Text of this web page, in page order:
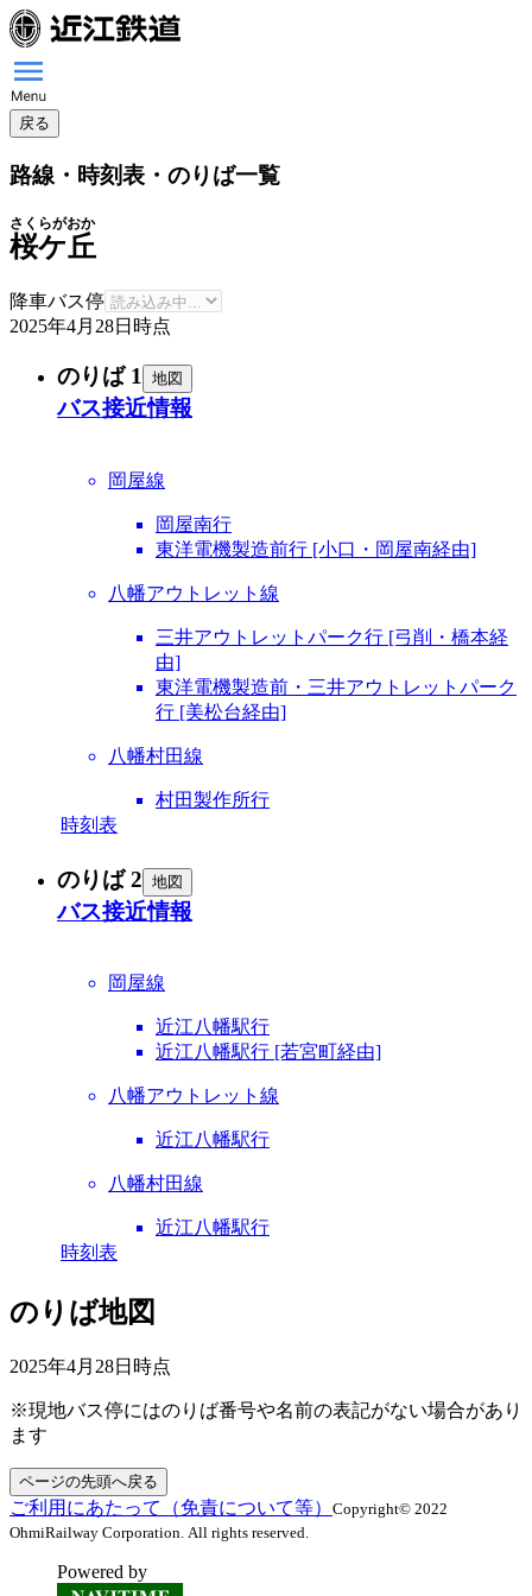
戻る
路線・時刻表・のりば一覧
桜ケ丘
さくらがおか
降車バス停
2025年4月28日 時点
のりば 1 地図
バス接近情報
岡屋線
岡屋南行
東洋電機製造前行 [小口・岡屋南経由]
八幡アウトレット線
三井アウトレットパーク行 [弓削・橋本経
由]
東洋電機製造前・三井アウトレットパーク
行 [美松台経由]
八幡村田線
村田製作所行
時刻表
のりば 2 地図
バス接近情報
岡屋線
近江八幡駅行
近江八幡駅行 [若宮町経由]
八幡アウトレット線
近江八幡駅行
八幡村田線
近江八幡駅行
時刻表
のりば地図
2025年4月28日 時点
※現地バス停にはのりば番号や名前の表記がない場合があり
ます
ページの先頭へ戻る
ご利用にあたって（免責について等） Copyright© 2022
OhmiRailway Corporation. All rights reserved.
Powered by